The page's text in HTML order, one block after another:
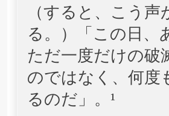
（すると、こう
る。）「この日、
ただ一度だけの破
のではなく、何度
るのだ」。¹